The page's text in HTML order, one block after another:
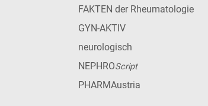
FAKTEN der Rheumatologie
GYN-AKTIV
neurologisch
NEPHROScript
PHARMAustria